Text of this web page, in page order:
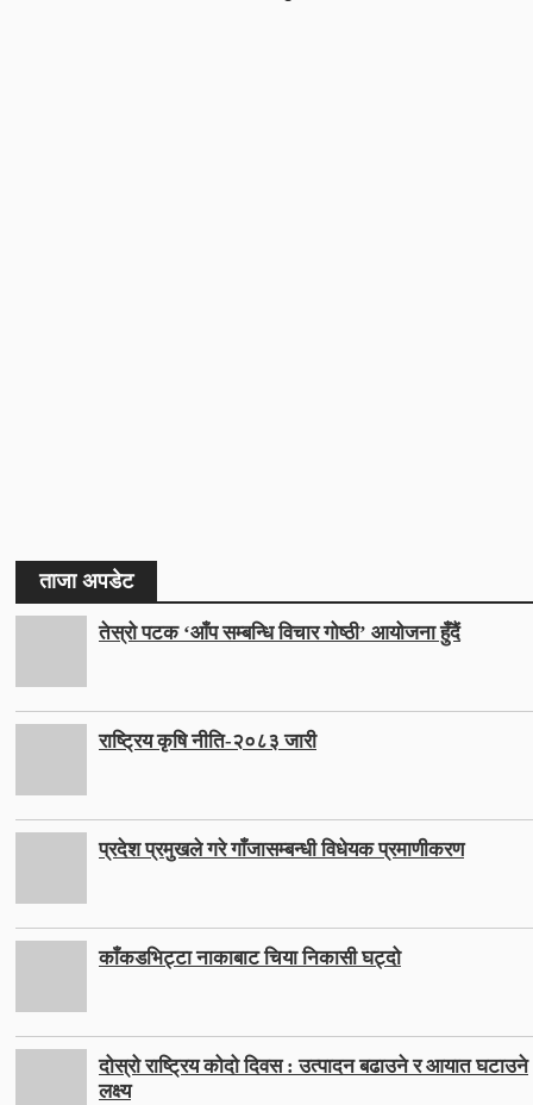
ताजा अपडेट
तेस्रो पटक ‘आँप सम्बन्धि विचार गोष्ठी’ आयोजना हुँदैं
राष्ट्रिय कृषि नीति-२०८३ जारी
प्रदेश प्रमुखले गरे गाँजासम्बन्धी विधेयक प्रमाणीकरण
काँकडभिट्टा नाकाबाट चिया निकासी घट्दो
दोस्रो राष्ट्रिय कोदो दिवस : उत्पादन बढाउने र आयात घटाउने
लक्ष्य